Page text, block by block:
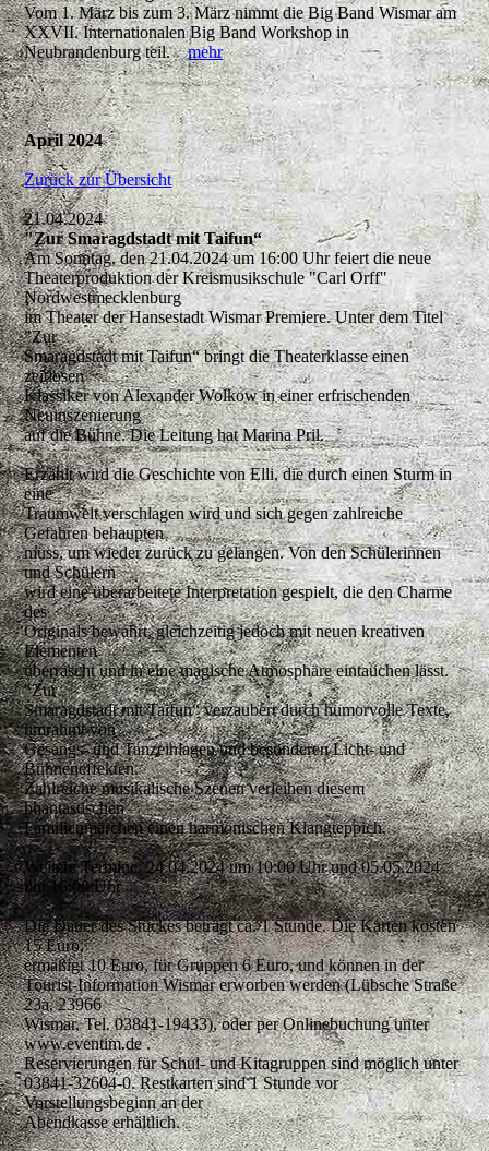
Vom 1. März bis zum 3. März nimmt die Big Band Wismar am
XXVII. Internationalen Big Band Workshop in
Neubrandenburg teil.mehr
April 2024
Zurück zur Übersicht
21.04.2024
"Zur Smaragdstadt mit Taifun“
Am Sonntag, den 21.04.2024 um 16:00 Uhr feiert die neue
Theaterproduktion der Kreismusikschule "Carl Orff"
Nordwestmecklenburg
im Theater der Hansestadt Wismar Premiere. Unter dem Titel
"Zur
Smaragdstadt mit Taifun“ bringt die Theaterklasse einen
zeitlosen
Klassiker von Alexander Wolkow in einer erfrischenden
Neuinszenierung
auf die Bühne. Die Leitung hat Marina Pril.
Erzählt wird die Geschichte von Elli, die durch einen Sturm in
eine
Traumwelt verschlagen wird und sich gegen zahlreiche
Gefahren behaupten
muss, um wieder zurück zu gelangen. Von den Schülerinnen
und Schülern
wird eine überarbeitete Interpretation gespielt, die den Charme
des
Originals bewahrt, gleichzeitig jedoch mit neuen kreativen
Elementen
überrascht und in eine magische Atmosphäre eintauchen lässt.
"Zur
Smaragdstadt mit Taifun“ verzaubert durch humorvolle Texte,
umrahmt von
Gesangs- und Tanzeinlagen und besonderen Licht- und
Bühneneffekten.
Zahlreiche musikalische Szenen verleihen diesem
phantastischen
Familienmärchen einen harmonischen Klangteppich.
Weitere Termine: 24.04.2024 um 10:00 Uhr und 05.05.2024
um 16:00 Uhr
Die Dauer des Stückes beträgt ca. 1 Stunde. Die Karten kosten
15 Euro,
ermäßigt 10 Euro, für Gruppen 6 Euro, und können in der
Tourist-Information Wismar erworben werden (Lübsche Straße
23a, 23966
Wismar, Tel. 03841-19433), oder per Onlinebuchung unter
www.eventim.de .
Reservierungen für Schul- und Kitagruppen sind möglich unter
03841-32604-0. Restkarten sind 1 Stunde vor
Vorstellungsbeginn an der
Abendkasse erhältlich.